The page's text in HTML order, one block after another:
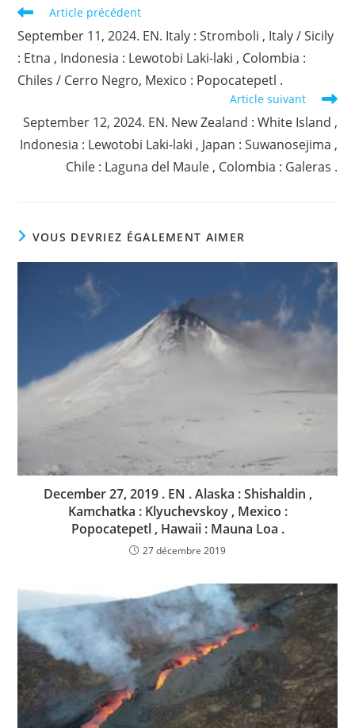
Read
articles
Article précédent
September 11, 2024. EN. Italy : Stromboli , Italy / Sicily
: Etna , Indonesia : Lewotobi Laki-laki , Colombia :
Chiles / Cerro Negro, Mexico : Popocatepetl .
Article suivant
September 12, 2024. EN. New Zealand : White Island ,
Indonesia : Lewotobi Laki-laki , Japan : Suwanosejima ,
Chile : Laguna del Maule , Colombia : Galeras .
VOUS DEVRIEZ ÉGALEMENT AIMER
December 27, 2019 . EN . Alaska : Shishaldin ,
Kamchatka : Klyuchevskoy , Mexico :
Popocatepetl , Hawaii : Mauna Loa .
27 décembre 2019